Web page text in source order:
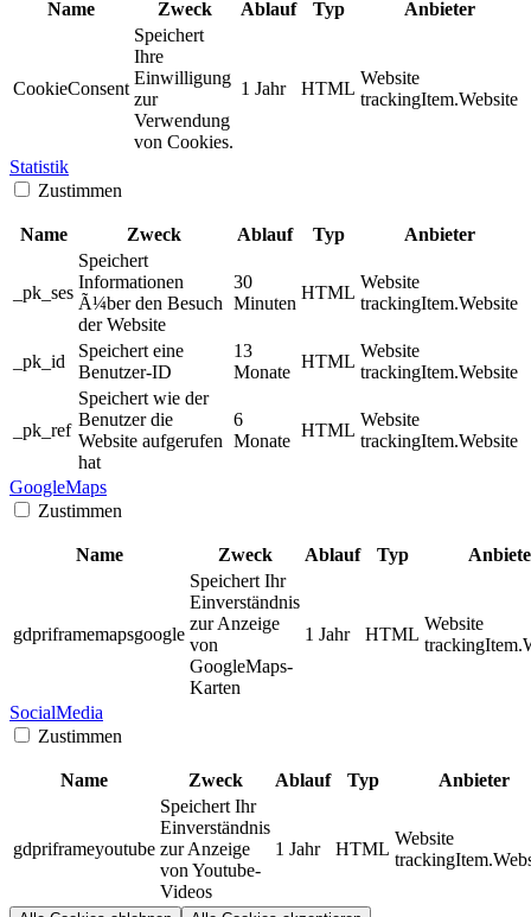
Name Zweck Ablauf Typ Anbieter
CookieConsent
Speichert
Ihre
Einwilligung
zur
Verwendung
von Cookies.
1 Jahr HTML
Website
trackingItem.Website
Statistik
Zustimmen
Name Zweck Ablauf Typ Anbieter
_pk_ses
Speichert
Informationen
Ã¼ber den Besuch
der Website
30
Minuten
HTML
Website
trackingItem.Website
_pk_id
Speichert eine
Benutzer-ID
13
Monate
HTML
Website
trackingItem.Website
_pk_ref
Speichert wie der
Benutzer die
Website aufgerufen
hat
6
Monate
HTML
Website
trackingItem.Website
GoogleMaps
Zustimmen
Name Zweck Ablauf Typ
gdpriframemapsgoogle
Speichert Ihr
Einverständnis
zur Anzeige
von
GoogleMaps-
Karten
1 Jahr HTML
Website
SocialMedia
Zustimmen
Name Zweck Ablauf Typ Anbieter
gdpriframeyoutube
Speichert Ihr
Einverständnis
zur Anzeige
von Youtube-
Videos
1 Jahr HTML
Website